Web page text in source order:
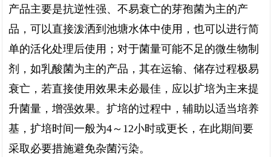
产品主要是抗逆性强、不易衰亡的芽孢菌为主的产
品，可以直接泼洒到池塘水体中使用，也可以进行简
单的活化处理后使用；对于菌量可能不足的微生物制
剂，如乳酸菌为主的产品，其在运输、储存过程极易
衰亡，若直接使用效果未必最佳，应以扩培为主来提
升菌量，增强效果。扩培的过程中，辅助以适当培养
基，扩培时间一般为4～12小时或更长，在此期间要
采取必要措施避免杂菌污染。